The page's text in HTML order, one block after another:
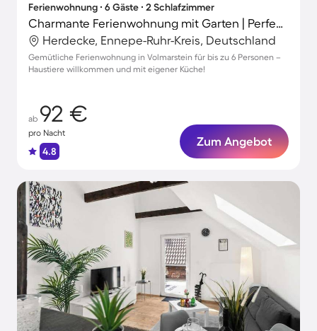
Ferienwohnung ∙ 6 Gäste ∙ 2 Schlafzimmer
Charmante Ferienwohnung mit Garten | Perfekt für die Arbeit von Zuhause | Haustiere erlaubt
Herdecke, Ennepe-Ruhr-Kreis, Deutschland
Gemütliche Ferienwohnung in Volmarstein für bis zu 6 Personen –
Haustiere willkommen und mit eigener Küche!
ab 92 €
pro Nacht
4.8
Zum Angebot